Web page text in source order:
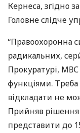
Кернеса, згідно
Головне слідче
“Правоохоронна
радикальних,
Прокуратурі, МВС
функціями. Треба
відкладати не
Прийняв
представити до